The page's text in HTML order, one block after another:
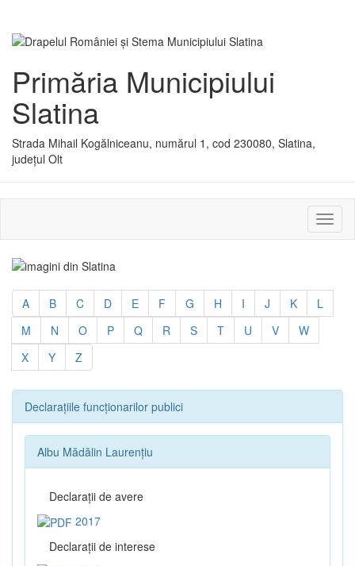
Primăria Municipiului
Slatina
Strada Mihail Kogălniceanu, numărul 1, cod 230080, Slatina,
județul Olt
sau
A B C D E F G H I J K
L
M
N O P Q R S T U V
W
X
Y Z
Declarațiile funcționarilor publici
Albu Mădălin Laurențiu
Declaraţii de avere
2017
Declaraţii de interese